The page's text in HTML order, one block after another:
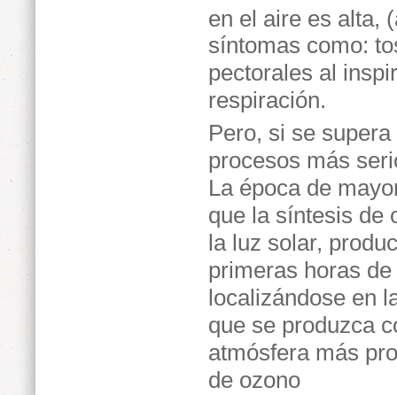
en el aire es alta,
síntomas como:
pectorales al
respiración.
Pero, si se
procesos más
La época de
que la síntesis de
la luz solar,
primeras horas
localizándose en
que se produzca
atmósfera más
de ozono